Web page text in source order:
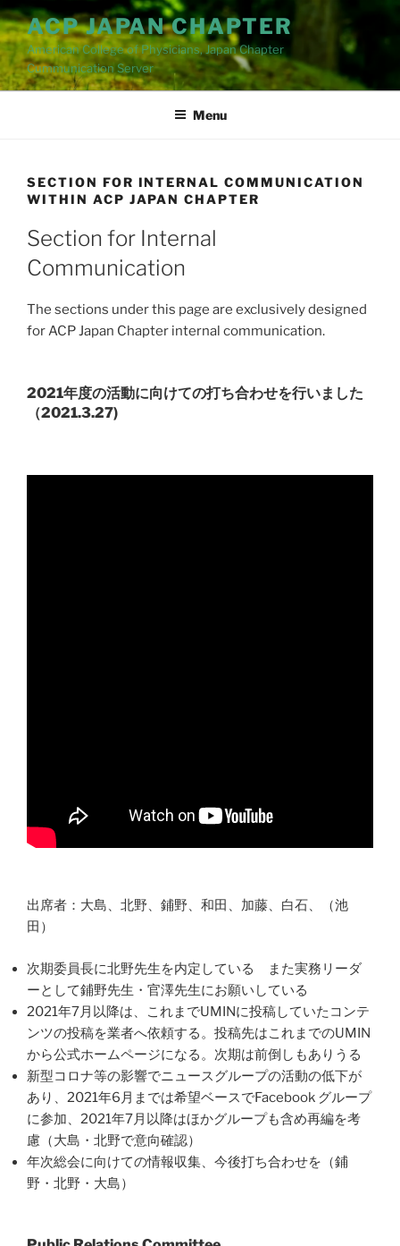
Skip
to
content
ACP JAPAN CHAPTER
American College of Physicians, Japan Chapter
Cummunication Server
Menu
SECTION FOR INTERNAL COMMUNICATION
WITHIN ACP JAPAN CHAPTER
Section for Internal
Communication
The sections under this page are exclusively designed
for ACP Japan Chapter internal communication.
2021年度の活動に向けての打ち合わせを行いました
（2021.3.27)
出席者：大島、北野、鋪野、和田、加藤、白石、（池
田）
次期委員長に北野先生を内定している また実務リーダ
ーとして鋪野先生・官澤先生にお願いしている
2021年7月以降は、これまでUMINに投稿していたコンテ
ンツの投稿を業者へ依頼する。投稿先はこれまでのUMIN
から公式ホームページになる。次期は前倒しもありうる
新型コロナ等の影響でニュースグループの活動の低下が
あり、2021年6月までは希望ベースでFacebook グループ
に参加、2021年7月以降はほかグループも含め再編を考
慮（大島・北野で意向確認）
年次総会に向けての情報収集、今後打ち合わせを（鋪
野・北野・大島）